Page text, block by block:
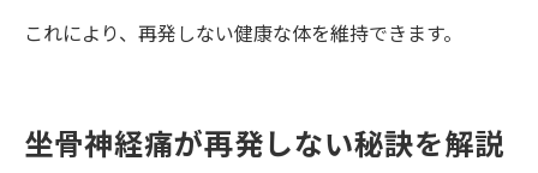
これにより、再発しない健康な体を維持できます。
坐骨神経痛が再発しない秘訣を解説